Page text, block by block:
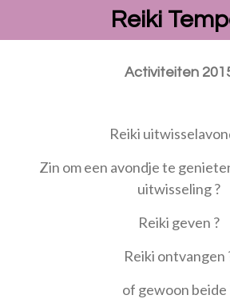
Reiki
Activiteiten
Reiki
Zin om een avondje te
uitwisseling ?
Reiki geven ?
Reiki ontvangen
of gewoon beide